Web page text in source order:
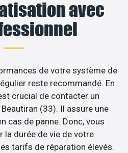
avec
de votre système de
reste recommandé. En
crucial de contacter un
(33). Il assure une
cas de panne. Donc, vous
la durée de vie de votre
tarifs de réparation élevés.